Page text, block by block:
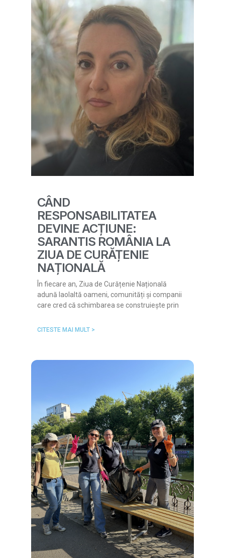
CÂND
RESPONSABILITATEA
DEVINE ACȚIUNE:
SARANTIS ROMÂNIA LA
ZIUA DE CURĂȚENIE
NAȚIONALĂ
În fiecare an, Ziua de Curățenie Națională
adună laolaltă oameni, comunități și companii
care cred că schimbarea se construiește prin
CITESTE MAI MULT >